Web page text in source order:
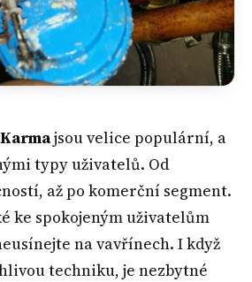
Karmajsou velice populární, a
typy uživatelů. Od
až po komerční segment.
ke spokojeným uživatelům
na vavřínech. I když
techniku, je nezbytné